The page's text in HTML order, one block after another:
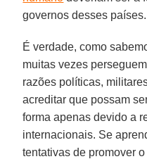
governos desses países.
É verdade, como
muitas vezes
razões políticas,
acreditar que possam
forma apenas devido a
internacionais. Se
tentativas de promover